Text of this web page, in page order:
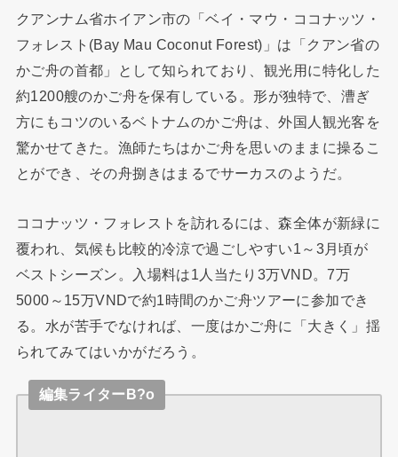
クアンナム省ホイアン市の「ベイ・マウ・ココナッツ・
フォレスト(Bay Mau Coconut Forest)」は「クアン省の
かご舟の首都」として知られており、観光用に特化した
約1200艘のかご舟を保有している。形が独特で、漕ぎ
方にもコツのいるベトナムのかご舟は、外国人観光客を
驚かせてきた。漁師たちはかご舟を思いのままに操るこ
とができ、その舟捌きはまるでサーカスのようだ。
ココナッツ・フォレストを訪れるには、森全体が新緑に
覆われ、気候も比較的冷涼で過ごしやすい1～3月頃が
ベストシーズン。入場料は1人当たり3万VND。7万
5000～15万VNDで約1時間のかご舟ツアーに参加でき
る。水が苦手でなければ、一度はかご舟に「大きく」揺
られてみてはいかがだろう。
編集ライターB?o